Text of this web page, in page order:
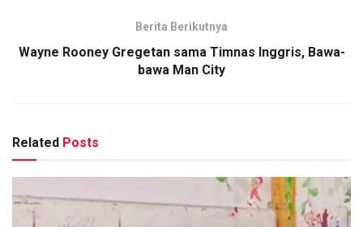
Berita Berikutnya
Wayne Rooney Gregetan sama Timnas Inggris, Bawa-
bawa Man City
Related Posts